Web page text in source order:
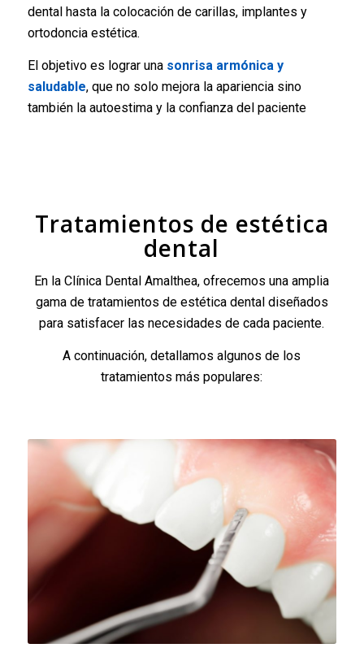
dental hasta la colocación de carillas, implantes y
ortodoncia estética.
El objetivo es lograr una sonrisa armónica y
saludable, que no solo mejora la apariencia sino
también la autoestima y la confianza del paciente
Tratamientos de estética
dental
En la Clínica Dental Amalthea, ofrecemos una amplia
gama de tratamientos de estética dental diseñados
para satisfacer las necesidades de cada paciente.
A continuación, detallamos algunos de los
tratamientos más populares: